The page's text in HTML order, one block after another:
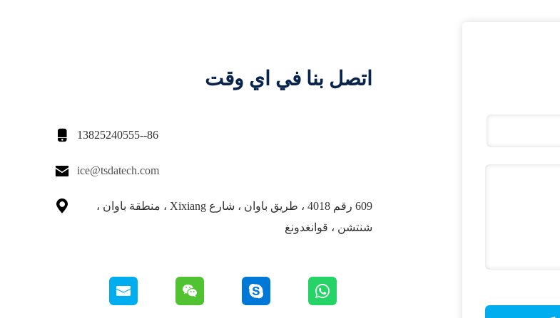
اتصل بنا في اي وقت
 86--13825240555
 ice@tsdatech.com

609 رقم 4018 ، طريق باوان ، شارع Xixiang ، منطقة باوان ،
شنتشن ، قوانغدونغ